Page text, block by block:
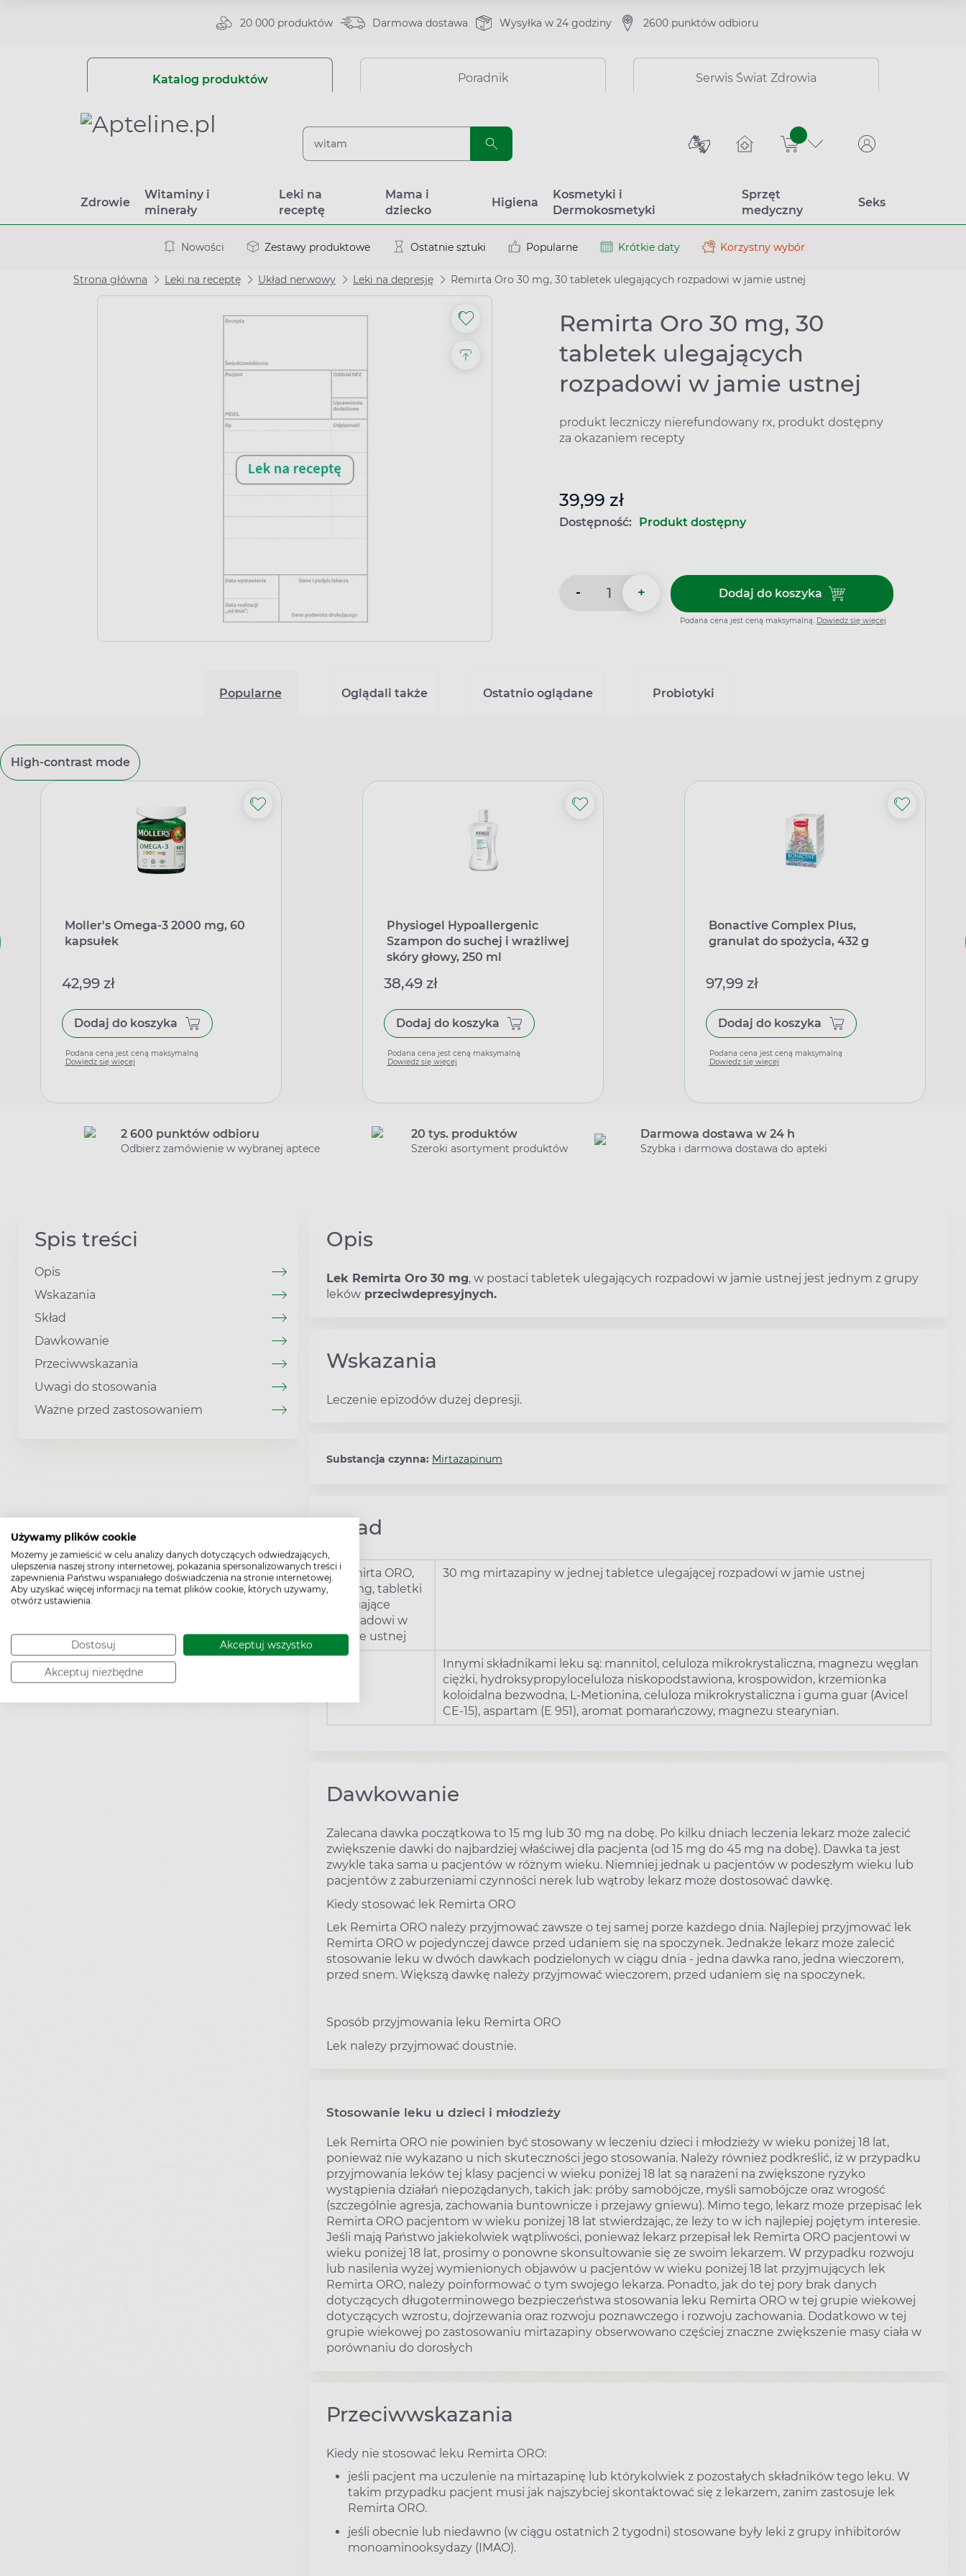
Używamy plików cookie
Możemy je zamieścić w celu analizy danych dotyczących odwiedzających,
ulepszenia naszej strony internetowej, pokazania spersonalizowanych treści i
zapewnienia Państwu wspaniałego doświadczenia na stronie internetowej.
Aby uzyskać więcej informacji na temat plików cookie, których używamy,
otwórz ustawienia.
Dostosuj Akceptuj wszystko
Akceptuj niezbędne
20 000 produktów Darmowa dostawa Wysyłka w 24 godziny 2600 punktów odbioru
Katalog produktów Poradnik Serwis Świat Zdrowia
sztuk
Zdrowie
Witaminy i
minerały
Leki na
receptę
Mama i
dziecko
Higiena
Kosmetyki i
Dermokosmetyki
Sprzęt
medyczny
Seks
Nowości Zestawy produktowe Ostatnie sztuki Popularne Krótkie daty Korzystny wybór
Strona główna Leki na receptę Układ nerwowy Leki na depresję Remirta Oro 30 mg, 30 tabletek ulegających rozpadowi w jamie ustnej
Remirta Oro 30 mg, 30
tabletek ulegających
rozpadowi w jamie ustnej
produkt leczniczy nierefundowany rx, produkt dostępny
za okazaniem recepty
39,99 zł
Dostępność: Produkt dostępny
- + Dodaj do koszykaDodaj do koszyka Remirta
Podana cena jest ceną maksymalną. Dowiedz się więcej
Popularne Oglądali także Ostatnio oglądane Probiotyki
High-contrast mode
Moller's Omega-3 2000 mg, 60
kapsułek
42,99 zł
Dodaj do koszyka
Podana cena jest ceną maksymalną
Dowiedz się więcej
Physiogel Hypoallergenic
Szampon do suchej i wrażliwej
skóry głowy, 250 ml
38,49 zł
Dodaj do koszyka
Podana cena jest ceną maksymalną
Dowiedz się więcej
Bonactive Complex Plus,
granulat do spożycia, 432 g
97,99 zł
Dodaj do koszyka
Podana cena jest ceną maksymalną
Dowiedz się więcej
2 600 punktów odbioru
Odbierz zamówienie w wybranej aptece
20 tys. produktów
Szeroki asortyment produktów
Darmowa dostawa w 24 h
Szybka i darmowa dostawa do apteki
Spis treści
Opis
Wskazania
Skład
Dawkowanie
Przeciwwskazania
Uwagi do stosowania
Ważne przed zastosowaniem
Opis
Lek Remirta Oro 30 mg, w postaci tabletek ulegających rozpadowi w jamie ustnej jest jednym z grupy
leków przeciwdepresyjnych.
Wskazania
Leczenie epizodów dużej depresji.
Substancja czynna: Mirtazapinum
Skład
Remirta ORO,
30 mg, tabletki
ulegające
rozpadowi w
jamie ustnej
30 mg mirtazapiny w jednej tabletce ulegającej rozpadowi w jamie ustnej
Innymi składnikami leku są: mannitol, celuloza mikrokrystaliczna, magnezu węglan
ciężki, hydroksypropyloceluloza niskopodstawiona, krospowidon, krzemionka
koloidalna bezwodna, L-Metionina, celuloza mikrokrystaliczna i guma guar (Avicel
CE-15), aspartam (E 951), aromat pomarańczowy, magnezu stearynian.
Dawkowanie
Zalecana dawka początkowa to 15 mg lub 30 mg na dobę. Po kilku dniach leczenia lekarz może zalecić
zwiększenie dawki do najbardziej właściwej dla pacjenta (od 15 mg do 45 mg na dobę). Dawka ta jest
zwykle taka sama u pacjentów w różnym wieku. Niemniej jednak u pacjentów w podeszłym wieku lub
pacjentów z zaburzeniami czynności nerek lub wątroby lekarz może dostosować dawkę.
Kiedy stosować lek Remirta ORO
Lek Remirta ORO należy przyjmować zawsze o tej samej porze każdego dnia. Najlepiej przyjmować lek
Remirta ORO w pojedynczej dawce przed udaniem się na spoczynek. Jednakże lekarz może zalecić
stosowanie leku w dwóch dawkach podzielonych w ciągu dnia - jedna dawka rano, jedna wieczorem,
przed snem. Większą dawkę należy przyjmować wieczorem, przed udaniem się na spoczynek.
Sposób przyjmowania leku Remirta ORO
Lek należy przyjmować doustnie.
Stosowanie leku u dzieci i młodzieży
Lek Remirta ORO nie powinien być stosowany w leczeniu dzieci i młodzieży w wieku poniżej 18 lat,
ponieważ nie wykazano u nich skuteczności jego stosowania. Należy również podkreślić, iż w przypadku
przyjmowania leków tej klasy pacjenci w wieku poniżej 18 lat są narażeni na zwiększone ryzyko
wystąpienia działań niepożądanych, takich jak: próby samobójcze, myśli samobójcze oraz wrogość
(szczególnie agresja, zachowania buntownicze i przejawy gniewu). Mimo tego, lekarz może przepisać lek
Remirta ORO pacjentom w wieku poniżej 18 lat stwierdzając, że leży to w ich najlepiej pojętym interesie.
Jeśli mają Państwo jakiekolwiek wątpliwości, ponieważ lekarz przepisał lek Remirta ORO pacjentowi w
wieku poniżej 18 lat, prosimy o ponowne skonsultowanie się ze swoim lekarzem. W przypadku rozwoju
lub nasilenia wyżej wymienionych objawów u pacjentów w wieku poniżej 18 lat przyjmujących lek
Remirta ORO, należy poinformować o tym swojego lekarza. Ponadto, jak do tej pory brak danych
dotyczących długoterminowego bezpieczeństwa stosowania leku Remirta ORO w tej grupie wiekowej
dotyczących wzrostu, dojrzewania oraz rozwoju poznawczego i rozwoju zachowania. Dodatkowo w tej
grupie wiekowej po zastosowaniu mirtazapiny obserwowano częściej znaczne zwiększenie masy ciała w
porównaniu do dorosłych
Przeciwwskazania
Kiedy nie stosować leku Remirta ORO:
jeśli pacjent ma uczulenie na mirtazapinę lub którykolwiek z pozostałych składników tego leku. W
takim przypadku pacjent musi jak najszybciej skontaktować się z lekarzem, zanim zastosuje lek
Remirta ORO.
jeśli obecnie lub niedawno (w ciągu ostatnich 2 tygodni) stosowane były leki z grupy inhibitorów
monoaminooksydazy (IMAO).